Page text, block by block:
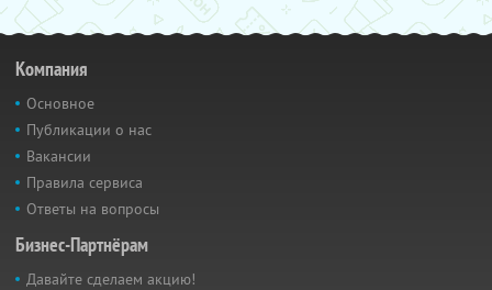
Компания
Основное
Публикации о нас
Вакансии
Правила сервиса
Ответы на вопросы
Бизнес-Партнёрам
Давайте сделаем акцию!